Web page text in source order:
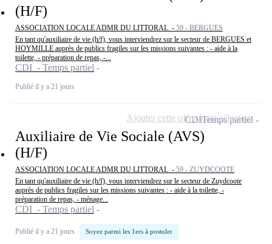
(H/F)
ASSOCIATION LOCALE ADMR DU LITTORAL - 59 - BERGUES
En tant qu'auxiliaire de vie (h/f), vous interviendrez sur le secteur de BERGUES et
HOYMILLE auprès de publics fragiles sur les missions suivantes : - aide à la
toilette, - préparation de repas, -...
CDI - Temps partiel
Publié il y a 21 jours
Auxiliaire de Vie Sociale (AVS)
(H/F)
ASSOCIATION LOCALE ADMR DU LITTORAL - 59 - ZUYDCOOTE
En tant qu'auxiliaire de vie (h/f), vous interviendrez sur le secteur de Zuydcoote
auprès de publics fragiles sur les missions suivantes : - aide à la toilette, -
préparation de repas, - ménage...
CDI - Temps partiel
Publié il y a 21 jours Soyez parmi les 1ers à postuler
CDITemps partiel
Ajouter cette offre à ma sélection